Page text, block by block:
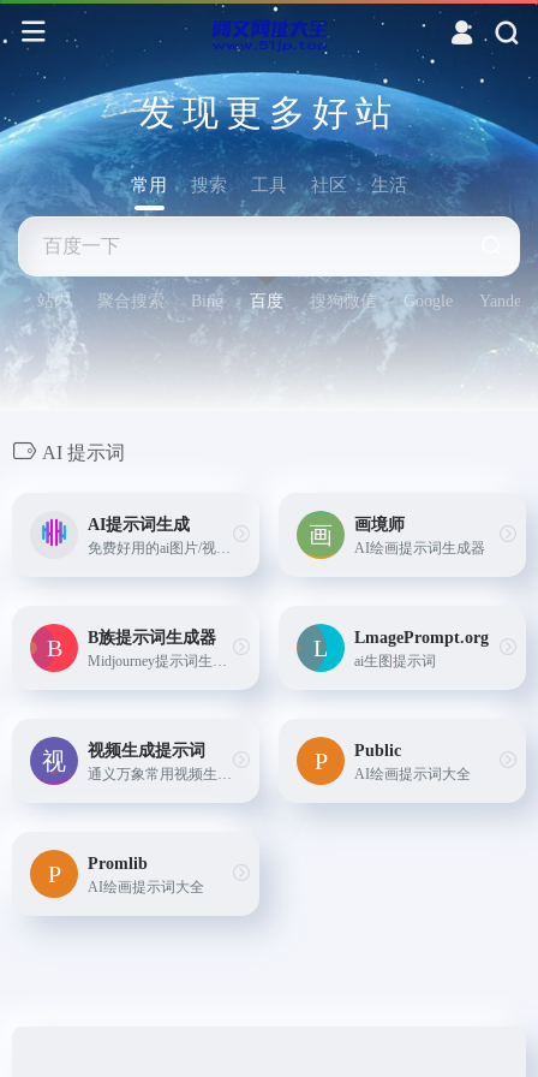
发现更多好站
常用 搜索 工具 社区 生活
站内 聚合搜索 Bing 百度 搜狗微信 Google Yandex
AI 提示词
AI提示词生成 画境师
AI绘画提示词生成器
B族提示词生成器 LmagePrompt.org
ai生图提示词
视频生成提示词 Public
AI绘画提示词大全
Promlib
AI绘画提示词大全